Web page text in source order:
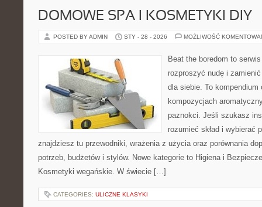
DOMOWE SPA I KOSMETYKI DIY
POSTED BY ADMIN STY - 28 - 2026 MOŻLIWOŚĆ
Beat the boredom to
rozproszyć nudę i
dla siebie. To kompendium
kompozycjach
paznokci. Jeśli szukasz
rozumieć skład i wybierać
znajdziesz tu przewodniki, wrażenia z użycia oraz porównania
potrzeb, budżetów i stylów. Nowe kategorie to Higiena i
Kosmetyki wegańskie. W świecie […]
CATEGORIES: ULICZNE KLASYKI